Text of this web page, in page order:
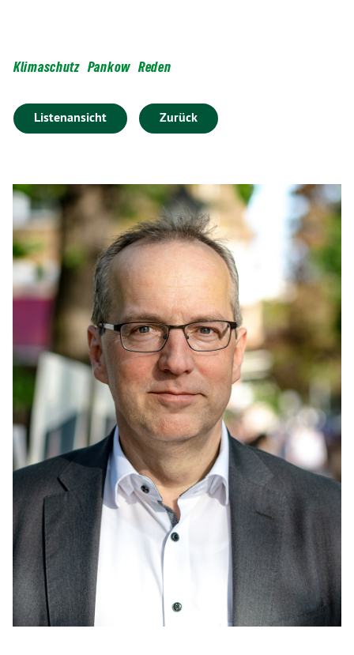
Klimaschutz Pankow Reden
Listenansicht Zurück